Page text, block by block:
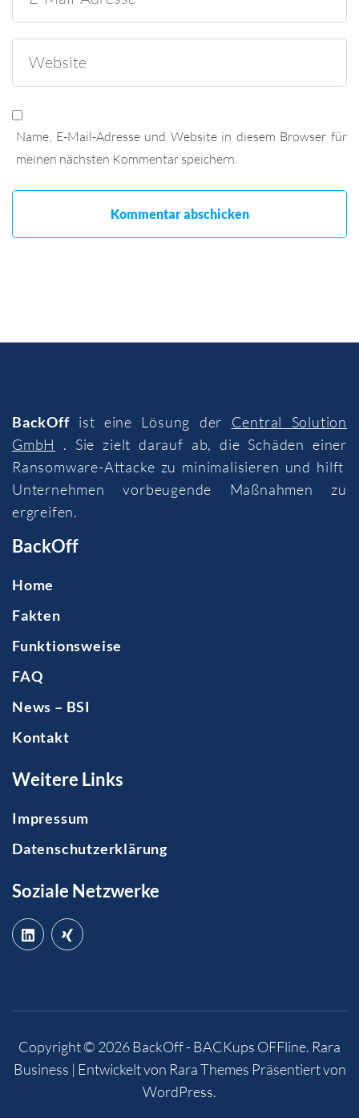
Name, E-Mail-Adresse und Website in diesem Browser für
meinen nächsten Kommentar speichern.
BackOffist eine Lösung der Central Solution
GmbH
. Sie zielt darauf ab, die Schäden einer
Ransomware-Attacke zu minimalisieren und hilft
Unternehmen vorbeugende Maßnahmen zu
ergreifen.
BackOff
Home
Fakten
Funktionsweise
FAQ
News – BSI
Kontakt
Weitere Links
Impressum
Datenschutzerklärung
Soziale Netzwerke
Copyright © 2026BackOff - BACKups OFFline. Rara
Business | Entwickelt von Rara Themes Präsentiert von
WordPress.